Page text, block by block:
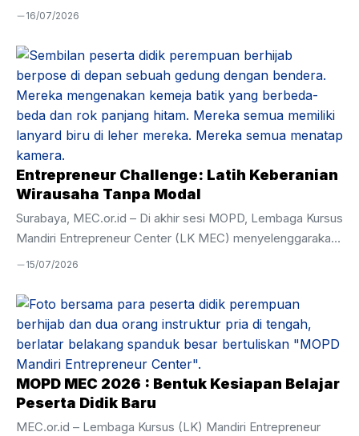
didik, tenaga pendidik, serta jajaran manajemen dengan
menjadi momentum penting untuk menanamkan nilai
kedisiplinan, tanggung jawab, serta kesiapan seluruh civitas
akademika dalam menjalankan proses pendidikan selama
satu tahun ke depan. Melalui kegiatan ini, peserta didik
diajak untuk memulai perjalanan belajar dengan komitmen
yang kuat demi meraih kompetensi dan karakter yang
unggul. Amanat Pembina Apel Pada kesempatan tersebut,
Ustadz Hamim ...
16/07/2026
Entrepreneur Challenge: Latih Keberanian
Wirausaha Tanpa Modal
Surabaya, MEC.or.id – Di akhir sesi MOPD, Lembaga Kursus
Mandiri Entrepreneur Center (LK MEC) menyelenggarakan
kegiatan Entrepreneur Challenge sebagai bagian dari
kewirausahaan bagi peserta didik baru. Kegiatan yang diikuti
oleh 44 peserta ini dirancang untuk memberikan
pengalaman langsung dalam mengenali kebutuhan pasar,
membangun komunikasi dengan calon mitra usaha, hingga
melakukan praktik penjualan secara nyata. Sebanyak 44
peserta dibagi ke dalam 10 kelompok, masing-masing
terdiri atas 4–5 orang. Mereka memperoleh tantangan
15/07/2026
MOPD MEC 2026 : Bentuk Kesiapan Belajar
Peserta Didik Baru
MEC.or.id – Lembaga Kursus (LK) Mandiri Entrepreneur